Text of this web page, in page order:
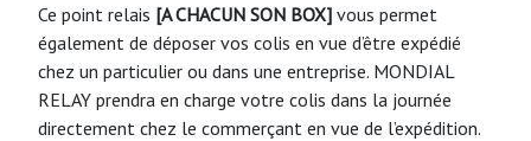
Ce point relais [A CHACUN SON BOX] vous permet
également de déposer vos colis en vue d’être expédié
chez un particulier ou dans une entreprise. MONDIAL
RELAY prendra en charge votre colis dans la journée
directement chez le commerçant en vue de l’expédition.